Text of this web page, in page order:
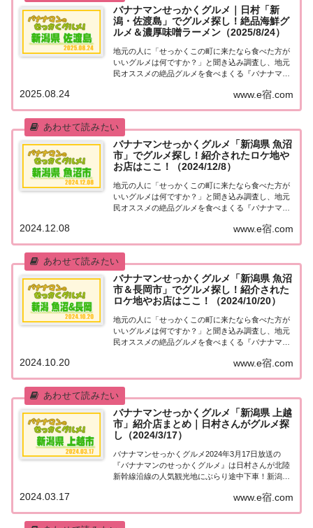
バナナマンせっかくグルメ｜日村「新
潟・佐渡島」でグルメ探し！絶品海鮮グ
ルメ＆濃厚味噌ラーメン（2025/8/24）
地元の人に「せっかくこの町に来たなら食べた方が
いいグルメは何ですか？」と聞き込み調査し、地元
民オススメの絶品グルメを食べまくる『バナナマン
マンのせっかくグルメ』は日村さんが新潟・佐渡島
www.e宿.com
2025.08.24
バナナマンせっかくグルメ「新潟県 魚沼
市」でグルメ探し！紹介されたロケ地や
お店はここ！（2024/12/8）
地元の人に「せっかくこの町に来たなら食べた方が
いいグルメは何ですか？」と聞き込み調査し、地元
民オススメの絶品グルメを食べまくる『バナナマン
マンのせっかくグルメ』は日村さんが新潟県 魚沼市
www.e宿.com
2024.12.08
バナナマンせっかくグルメ「新潟県 魚沼
市＆長岡市」でグルメ探し！紹介された
ロケ地やお店はここ！（2024/10/20）
地元の人に「せっかくこの町に来たなら食べた方が
いいグルメは何ですか？」と聞き込み調査し、地元
民オススメの絶品グルメを食べまくる『バナナマン
マンのせっかくグルメ』は日村さんが新潟県 魚沼市
www.e宿.com
2024.10.20
バナナマンせっかくグルメ「新潟県 上越
市」紹介店まとめ｜日村さんがグルメ探
し（2024/3/17）
バナナマンせっかくグルメ2024年3月17日放送の
『バナナマンのせっかくグルメ』は日村さんが北陸
新幹線沿線の人気観光地にぶらり途中下車！新潟県
ない絶品ハンバーグ、驚愕！人気定食屋の超特大オ
www.e宿.com
2024.03.17